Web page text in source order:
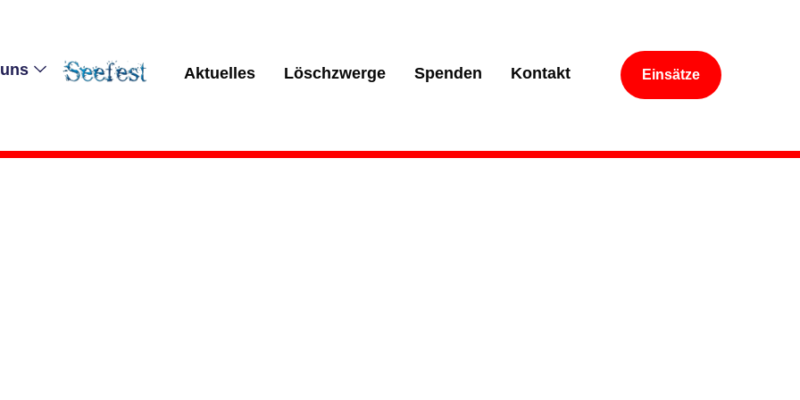
Aktuelles Löschzwerge Spenden Kontakt Einsätze